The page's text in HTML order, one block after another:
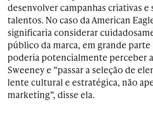
desenvolver campanhas criativas e
talentos. No caso da American
significaria considerar
público da marca, em grande parte
poderia potencialmente perceber
Sweeney e “passar a seleção de
lente cultural e estratégica, não
marketing”, disse ela.